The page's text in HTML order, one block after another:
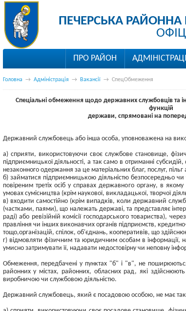
ПЕЧЕРСЬКА РАЙОННА
ПРО РАЙОН
Головна → Адміністрація → Вакансії→ СпецОбмеження
Спеціальні обмеження щодо державних службовців та
функцій
держави, спрямовані на
Державний службовець або інша особа, уповноважена на
а) сприяти, використовуючи своє службове становище,
підприємницької діяльності, а так само в отриманні
незаконного одержання за це матеріальних благ, послуг, пільг
б) займатися підприємницькою діяльністю безпосередньо чи
повіреним третіх осіб у справах державного органу, в
умовах сумісництва (крім наукової, викладацької, творчої
в) входити самостійно (крім випадків, коли державний
(частками, паями), що належать державі, та представляє
раді) або ревізійній комісії господарського товариства),
правління чи інших виконавчих органів підприємств,
тощо,організацій, спілок, об'єднань, кооперативів, що
г) відмовляти фізичним та юридичним особам в інформації,
умисно затримувати її, надавати недостовірну чи неповну
Обмеження, передбачені у пунктах "б" і "в", не
районних у містах, районних, обласних рад, які
виробничою чи службовою діяльністю.
Державний службовець, який є посадовою особою, не має